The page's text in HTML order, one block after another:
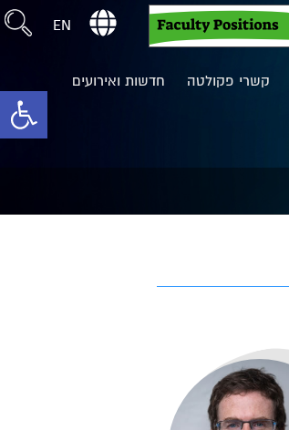
קשרי פקולטה חדשות ואירועים
EN